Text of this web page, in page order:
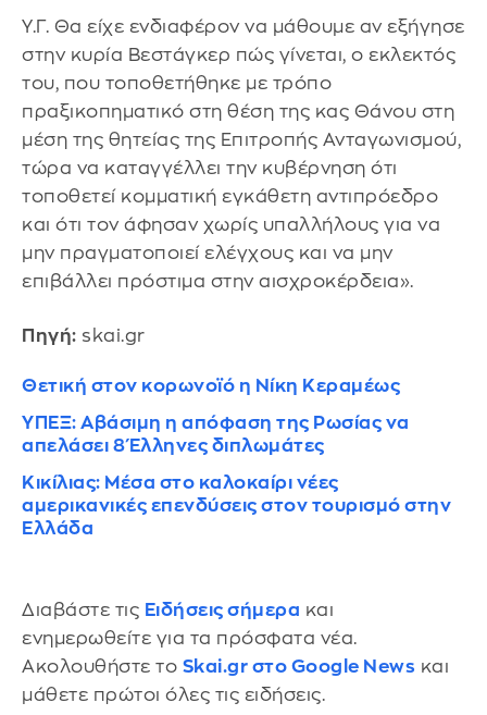
Υ.Γ. Θα είχε ενδιαφέρον να μάθουμε αν εξήγησε
στην κυρία Βεστάγκερ πώς γίνεται, ο εκλεκτός
του, που τοποθετήθηκε με τρόπο
πραξικοπηματικό στη θέση της κας Θάνου στη
μέση της θητείας της Επιτροπής Ανταγωνισμού,
τώρα να καταγγέλλει την κυβέρνηση ότι
τοποθετεί κομματική εγκάθετη αντιπρόεδρο
και ότι τον άφησαν χωρίς υπαλλήλους για να
μην πραγματοποιεί ελέγχους και να μην
επιβάλλει πρόστιμα στην αισχροκέρδεια».
Πηγή: skai.gr
Θετική στον κορωνοϊό η Νίκη Κεραμέως
ΥΠΕΞ: Αβάσιμη η απόφαση της Ρωσίας να
απελάσει 8 Έλληνες διπλωμάτες
Κικίλιας: Μέσα στο καλοκαίρι νέες
αμερικανικές επενδύσεις στον τουρισμό στην
Ελλάδα
Διαβάστε τις Ειδήσεις σήμερα και
ενημερωθείτε για τα πρόσφατα νέα.
Ακολουθήστε το Skai.gr στο Google News και
μάθετε πρώτοι όλες τις ειδήσεις.